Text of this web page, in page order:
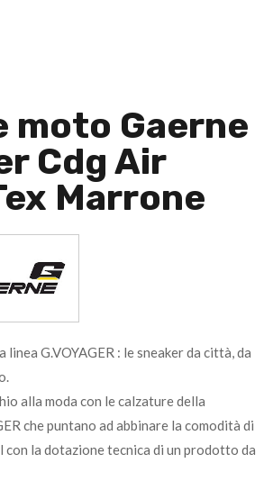
moto Gaerne
Cdg Air
Marrone
linea G.VOYAGER : le sneaker da città, da
alla moda con le calzature della
che puntano ad abbinare la comodità di
con la dotazione tecnica di un prodotto da